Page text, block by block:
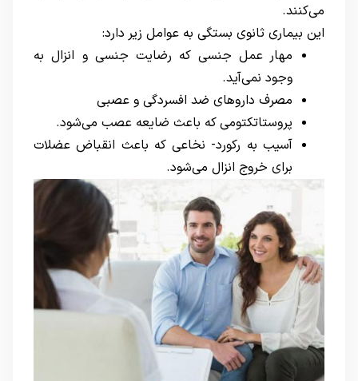
می‌کنند.
این بیماری ثانوی بستگی به عوامل زیر دارد:
مهار عمل جنسی که رضایت جنسی و انزال به
وجود نمی‌آید.
مصرف داروهای ضد افسردگی و عصبی
پروستاتکتومی که باعث ضایعه عصب می‌شود.
آسیب به رکورد- نخاعی که باعث انقباض عضلات
برای خروج انزال می‌شود.